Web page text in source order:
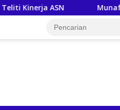
Munafri : MYP